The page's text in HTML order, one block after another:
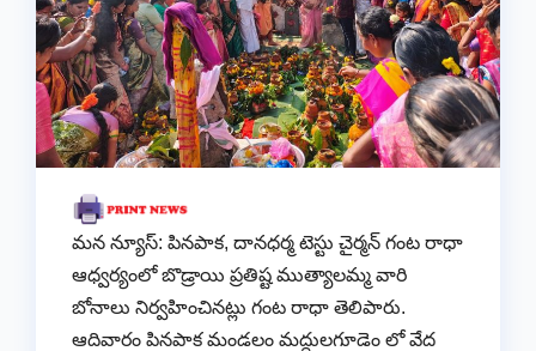
మన న్యూస్: పినపాక, దానధర్మ టెస్టు చైర్మన్ గంట రాధా
ఆధ్వర్యంలో బొడ్రాయి ప్రతిష్ట ముత్యాలమ్మ వారి
బోనాలు నిర్వహించినట్లు గంట రాధా తెలిపారు.
ఆదివారం పినపాక మండలం మద్దులగూడెం లో వేద